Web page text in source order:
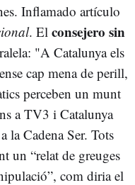
Inflamado artículo
. El consejero sin
"A Catalunya els
cap mena de perill,
perceben un munt
a TV3 i Catalunya
la Cadena Ser. Tots
un “relat de greuges
com diria el